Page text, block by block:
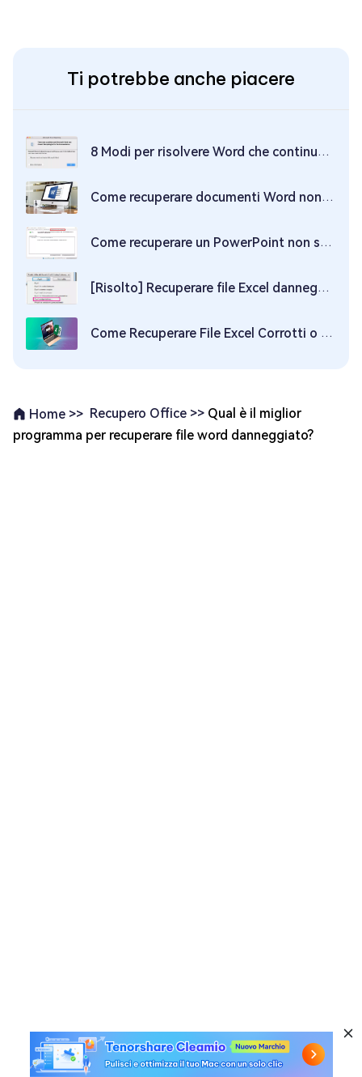
Ti potrebbe anche piacere
8 Modi per risolvere Word che continua a bloccarsi su un Mac
Come recuperare documenti Word non salvati o cancellati su Mac?
Come recuperare un PowerPoint non salvato o eliminato
[Risolto] Recuperare file Excel danneggiato impossibile da aprire in Microsoft Excel
Come Recuperare File Excel Corrotti o Danneggiati su Mac?
Home >> Recupero Office >> Qual è il miglior
programma per recuperare file word danneggiato?